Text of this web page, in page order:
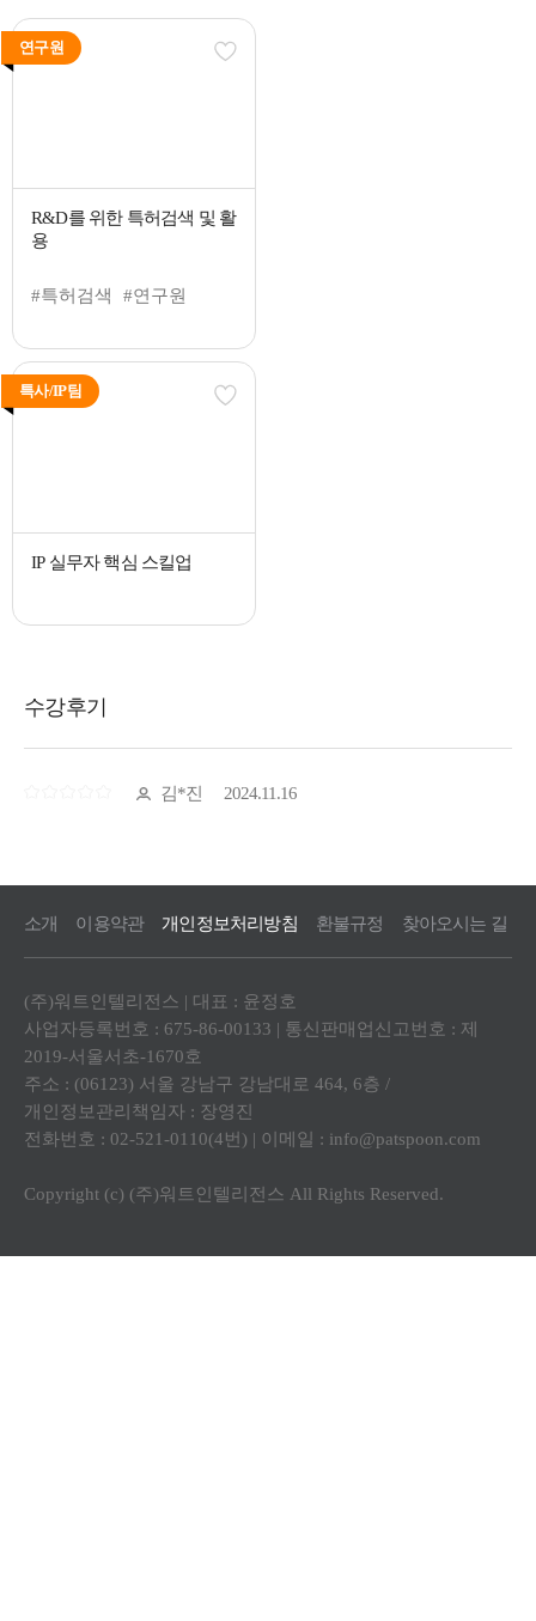
연구원
R&D를 위한 특허검색 및 활
용
#특허검색 #연구원
특사/IP팀
IP 실무자 핵심 스킬업
소개 이용약관 개인정보처리방침 환불규정 찾아오시는 길
(주)워트인텔리전스 | 대표 : 윤정호
사업자등록번호 : 675-86-00133 | 통신판매업신고번호 : 제
2019-서울서초-1670호
주소 : (06123) 서울 강남구 강남대로 464, 6층 /
개인정보관리책임자 : 장영진
전화번호 : 02-521-0110(4번) | 이메일 : info@patspoon.com
Copyright (c) (주)워트인텔리전스 All Rights Reserved.